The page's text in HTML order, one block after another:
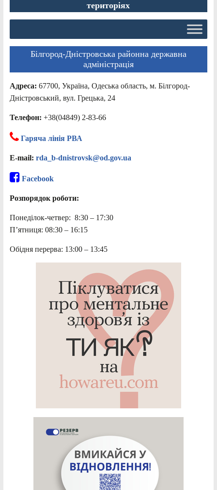
територіях
Білгород-Дністровська районна державна
адміністрація
Адреса: 67700, Україна, Одеська область, м. Білгород-
Дністровський, вул. Грецька, 24
Телефон: +38(04849) 2-83-66
Гаряча лінія РВА
E-mail: rda_b-dnistrovsk@od.gov.ua
Facebook
Розпорядок роботи:
Понеділок-четвер: 8:30 – 17:30
П’ятниця: 08:30 – 16:15
Обідня перерва: 13:00 – 13:45